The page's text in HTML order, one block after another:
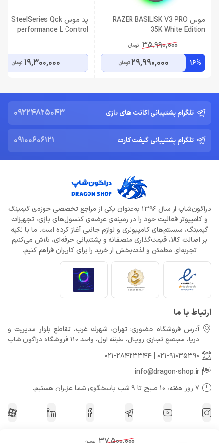
تومان
موس RAZER BASILISK V3 PRO
35K White Edition
35,990,000 تومان
16%
29,990,000 تومان
پد موس SteelSeries Qck
performance L Control
19,300,000 تومان
تلگرام پشتیبانی اکانت های بازی 09224825043
تلگرام پشتیبانی گیفت کارت 09100606121
دراگون‌شاپ از سال 1396 به‌عنوان یکی از مراجع تخصصی حوزه‌ی گیمینگ
و کامپیوتر فعالیت خود را در زمینه‌ی عرضه‌ی کنسول‌های بازی، تجهیزات
گیمینگ، سیستم‌های کامپیوتری و لوازم جانبی آغاز کرده است. ما با تکیه
بر اصالت کالا، قیمت‌گذاری منصفانه و پشتیبانی حرفه‌ای، تلاش می‌کنیم
تجربه‌ای مطمئن و لذت‌بخش از خرید را برای کاربران فراهم کنیم.
ارتباط با ما
آدرس فروشگاه حضوری: تهران، شهرك غرب، تقاطع بلوار مدیریت و
دريا، مجتمع تجارى رويـال، طبقه اول، واحد 110 فروشگاه دراگون شاپ
021-91035390
|
021-28423344
info@dragon-shop.ir
7 روز هفته، 10 صبح تا 9 شب پاسخگوی شما عزیزان هستیم.